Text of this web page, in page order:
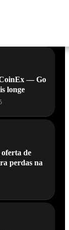
— Go
longe
de
perdas na